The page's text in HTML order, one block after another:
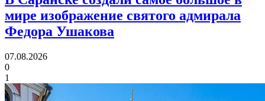
мире изображение святого адмирала
Федора Ушакова
07.08.2026
0
1